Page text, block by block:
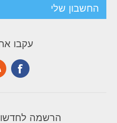
החשבון שלי
עקבו
הרשמה